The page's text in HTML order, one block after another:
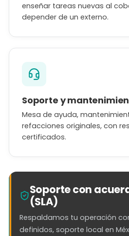
enseñar tareas nuevas al
depender de un externo.
Soporte y
Mesa de ayuda,
refacciones originales, con
certificados.
Soporte con
(SLA)
Respaldamos tu operación
definidos, soporte local en